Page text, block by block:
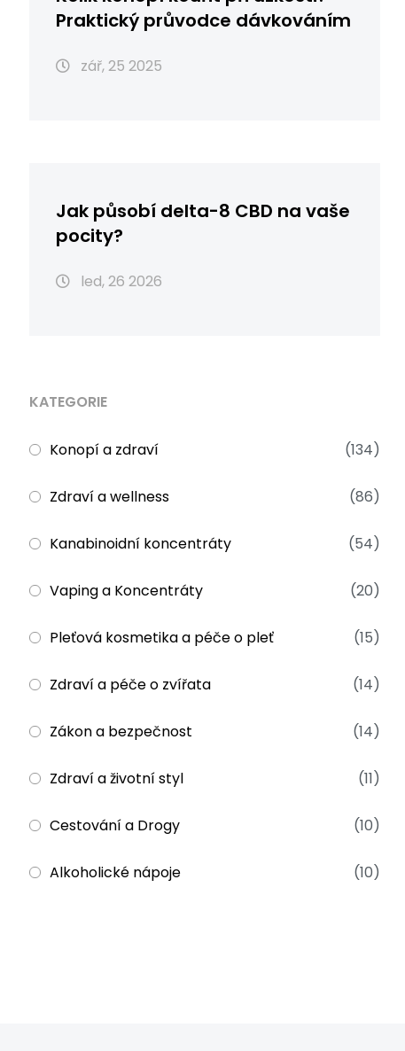
Praktický průvodce dávkováním
zář, 25 2025
Jak působí delta-8 CBD na vaše
pocity?
led, 26 2026
KATEGORIE
Konopí a zdraví (134)
Zdraví a wellness (86)
Kanabinoidní koncentráty (54)
Vaping a Koncentráty (20)
Pleťová kosmetika a péče o pleť (15)
Zdraví a péče o zvířata (14)
Zákon a bezpečnost (14)
Zdraví a životní styl (11)
Cestování a Drogy (10)
Alkoholické nápoje (10)